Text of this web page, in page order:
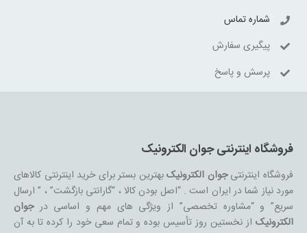
شماره تماس
پیگیری سفارش
پرسش و پاسخ
فروشگاه اینترنتی جوان الکترونیک
فروشگاه اینترنتیجوان الکترونیکبهترین بستر برای خرید اینترنتی کالاهای
مورد نیاز شما در ایران است . “اصل بودن کالا ، “گارانتی بازگشت” ، ” ارسال
سریع” و “مشاوره تخصصی” از ویژگی های مهم و اساسی درجوان
الکترونیکاز نخستین روز تأسیس بوده و تمام سعی خود را کرده تا به آن